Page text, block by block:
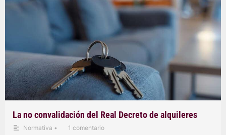
La no convalidación del Real Decreto de alquileres
Normativa • 1 comentario